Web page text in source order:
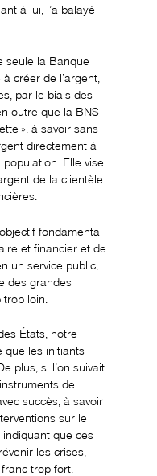
à lui, l’a balayé
seule la Banque
créer de l’argent,
par le biais des
outre que la BNS
», à savoir sans
directement à
Elle vise
de la clientèle
fondamental
et financier et de
un service public,
des grandes
loin.
États, notre
que les initiants
plus, si l’on suivait
de
succès, à savoir
sur le
que ces
les crises,
trop fort.